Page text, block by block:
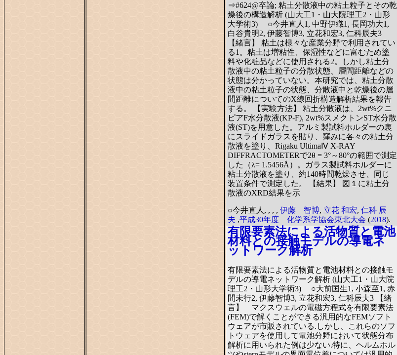
⇒#624@卒論; 粘土分散液中の粘土粒子とその乾
燥後の構造解析 (山大工1・山大院理工2・山形
大学術3) ○今井直人1, 中野伊織1, 長岡功大1,
白谷貴明2, 伊藤智博3, 立花和宏3, 仁科辰夫3
【緒言】 粘土は様々な産業分野で利用されてい
る1。粘土は増粘性、保湿性などに富むため塗
料や化粧品などに使用される2。しかし粘土分
散液中の粘土粒子の分散状態、層間距離などの
状態は分かっていない。本研究では、粘土分散
液中の粘土粒子の状態、分散液中と乾燥後の層
間距離についてのX線回折構造解析結果を報告
する。 【実験方法】 粘土分散液は、2wt%クニ
ピアF水分散液(KP-F), 2wt%スメクトンST水分散
液(ST)を用意した。アルミ製試料ホルダーの裏
にスライドガラスを貼り、窪みに各々の粘土分
散液を塗り、Rigaku UltimaⅣ X-RAY
DIFFRACTOMETERで2θ = 3°～80°の範囲で測定
した（λ= 1.5456Å）。ガラス製試料ホルダーに
粘土分散液を塗り、約140時間乾燥させ、同じ
装置条件で測定した。 【結果】 図１に粘土分
散液のXRD結果を示
○今井直人, , , , 伊藤 智博, 立花 和宏, 仁科 辰
夫 ,平成30年度 化学系学協会東北大会 (2018).
有限要素法による活物質と電池
材料との接触モデルの導電ネ
ットワーク解析
有限要素法による活物質と電池材料との接触モ
デルの導電ネットワーク解析 (山大工1・山大院
理工2・山形大学術3) ○大前国生1, 小森至1, 赤
間未行2, 伊藤智博3, 立花和宏3, 仁科辰夫3 【緒
言】 マクスウェルの電磁方程式を有限要素法
(FEM)で解くことができる汎用的なFEMソフト
ウェアが市販されている.しかし、これらのソフ
トウェアを使用して電池分野において状態分布
解析に用いられた例は少ない.特に、ヘルムホル